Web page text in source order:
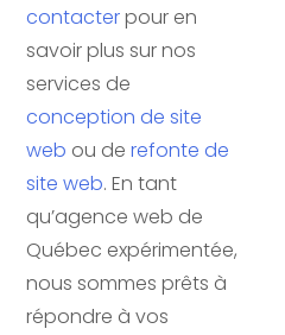
contacterpour en
savoir plus sur nos
services de
conception de site
web ou derefonte de
site web. En tant
qu’agence web de
Québec expérimentée,
nous sommes prêts à
répondre à vos